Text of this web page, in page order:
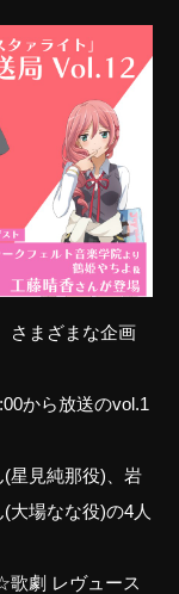
さまざまな企画
から放送のvol.1
星見純那役)、岩
大場なな役)の4人
歌劇 レヴュース